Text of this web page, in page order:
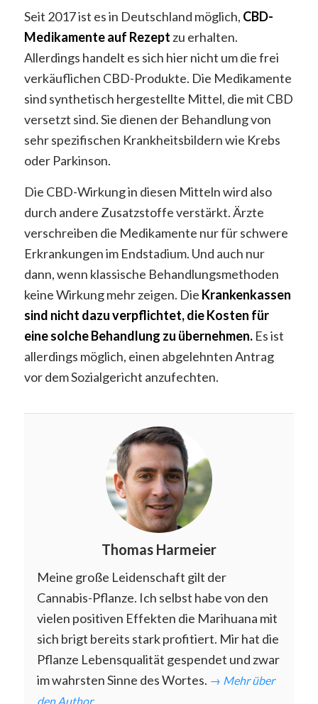
Seit 2017 ist es in Deutschland möglich, CBD-
Medikamente auf Rezept zu erhalten.
Allerdings handelt es sich hier nicht um die frei
verkäuflichen CBD-Produkte. Die Medikamente
sind synthetisch hergestellte Mittel, die mit CBD
versetzt sind. Sie dienen der Behandlung von
sehr spezifischen Krankheitsbildern wie Krebs
oder Parkinson.
Die CBD-Wirkung in diesen Mitteln wird also
durch andere Zusatzstoffe verstärkt. Ärzte
verschreiben die Medikamente nur für schwere
Erkrankungen im Endstadium. Und auch nur
dann, wenn klassische Behandlungsmethoden
keine Wirkung mehr zeigen. Die Krankenkassen
sind nicht dazu verpflichtet, die Kosten für
eine solche Behandlung zu übernehmen.Es ist
allerdings möglich, einen abgelehnten Antrag
vor dem Sozialgericht anzufechten.
Thomas Harmeier
Meine große Leidenschaft gilt der
Cannabis-Pflanze. Ich selbst habe von den
vielen positiven Effekten die Marihuana mit
sich brigt bereits stark profitiert. Mir hat die
Pflanze Lebensqualität gespendet und zwar
im wahrsten Sinne des Wortes. → Mehr über
den Author